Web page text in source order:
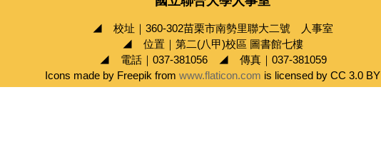
◢ 校址｜360-302苗栗市南勢里聯大二號 人事室
◢ 位置｜第二(八甲)校區 圖書館七樓
◢ 電話｜037-381056 ◢ 傳真｜037-381059
Icons made by Freepik from www.flaticon.com is licensed by CC 3.0 BY